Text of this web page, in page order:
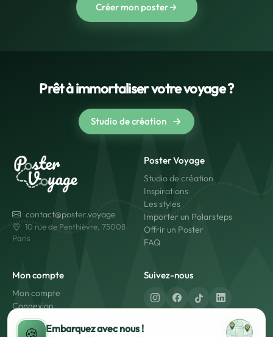
Créer mon poster
Prêt à immortaliser votre voyage ?
Studio de création
contact@poster.voyage
10 rue de Penthièvre, 75008
Paris
Poster Voyage
Studio de création
Inspirations
Les styles
Importer un Polarsteps
Offrir un Poster
FAQ
Mon compte
Mon compte
Connexion
Créer un compte
Suivez-nous
Embarquez avec nous !